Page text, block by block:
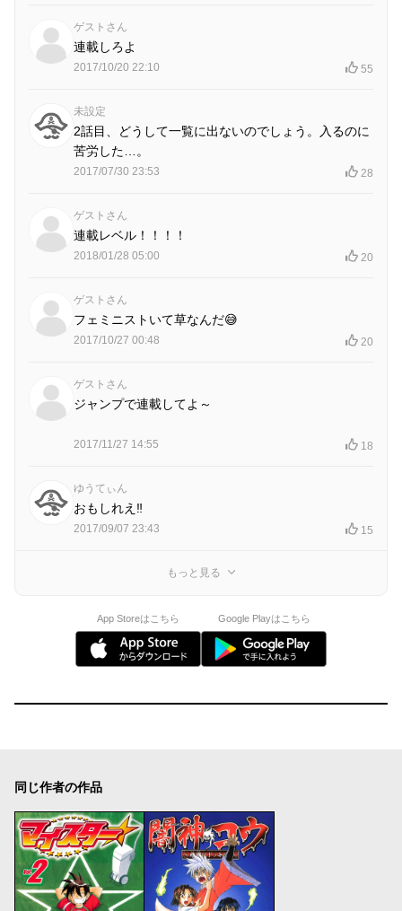
ゲストさん
連載しろよ
2017/10/20 22:10 55
未設定
2話目、どうして一覧に出ないのでしょう。入るのに
苦労した…。
2017/07/30 23:53 28
ゲストさん
連載レベル！！！！
2018/01/28 05:00 20
ゲストさん
フェミニストいて草なんだ😅
2017/10/27 00:48 20
ゲストさん
ジャンプで連載してよ～
2017/11/27 14:55 18
ゆうてぃん
おもしれえ‼︎
2017/09/07 23:43 15
もっと見る
App Storeはこちら Google Playはこちら
同じ作者の作品